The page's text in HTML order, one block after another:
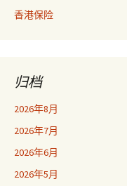
香港保险
归档
2026年8月
2026年7月
2026年6月
2026年5月